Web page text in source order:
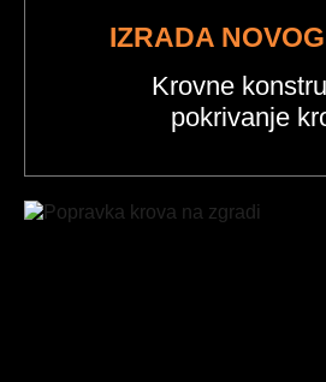
IZRADA
Krovne
pokrivanje